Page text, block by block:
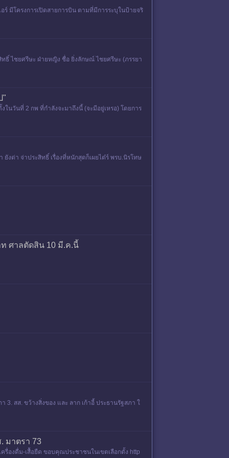
มีโครงการเปิดสายการบิน ตามที่มีการระบุในป้ายจริ
ไชยศรีษะ ฝ่ายหญิง ชื่อ ยิ่งลักษณ์ ไชยศรีษะ (ภรรยา
"
นวันที่ 2 กพ ที่กำลังจะมาถึงนี้ (จะมีอยู่เหรอ) โดยการ
งด่า จ่าประสิทธิ์ เรื่องที่หนักสุดก็เผยไต๋ร์ พรบ.นิรโทษ
ท ศาลตัดสิน 10 มี.ค.นี้
สส. ขว้างสิ่งของ และ ลาก เก้าอี้ ประธานรัฐสภา ใ
มาตรา 73
รื่องดื่ม-เสื้อยืด ขอบคุณประชาชนในเขตเลือกตั้ง http